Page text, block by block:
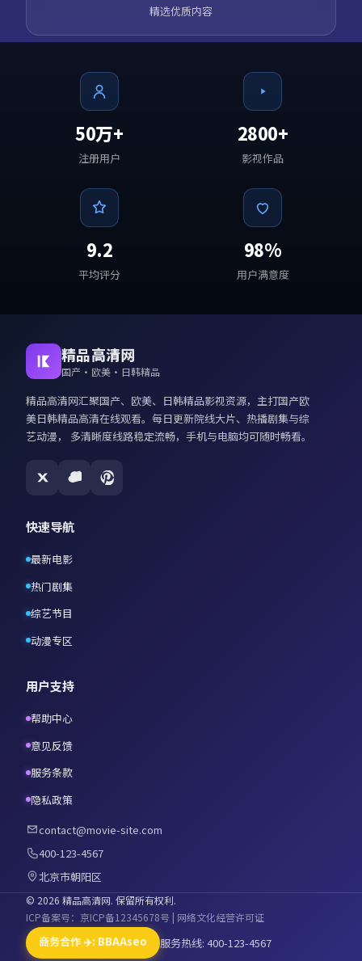
精选优质内容
50万+
注册用户
2800+
影视作品
9.2
平均评分
98%
用户满意度
精品高清网
国产·欧美·日韩精品
精品高清网汇聚国产、欧美、日韩精品影视资源，主打国产欧
美日韩精品高清在线观看。每日更新院线大片、热播剧集与综
艺动漫， 多清晰度线路稳定流畅，手机与电脑均可随时畅看。
快速导航
最新电影
热门剧集
综艺节目
动漫专区
用户支持
帮助中心
意见反馈
服务条款
隐私政策
contact@movie-site.com
400-123-4567
北京市朝阳区
© 2026 精品高清网. 保留所有权利.
ICP备案号：京ICP备12345678号 | 网络文化经营许可证
商务合作 ✈️: BBAAseo 服务热线: 400-123-4567